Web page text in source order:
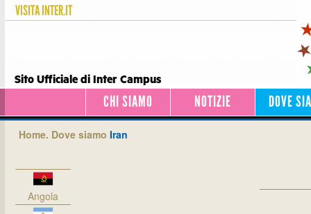
VISITAINTER.IT
Sito Ufficiale di Inter Campus
CHI SIAMO NOTIZIE DOVE
Home. Dove siamo Iran
Angola